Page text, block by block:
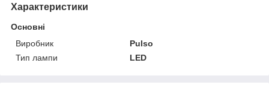
Характеристики
Основні
Виробник
Pulso
Тип лампи
LED